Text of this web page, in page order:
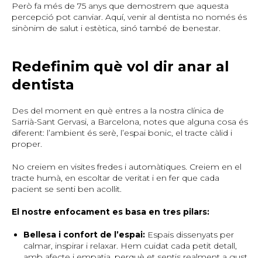
Però fa més de 75 anys que demostrem que aquesta
percepció pot canviar. Aquí, venir al dentista no només és
sinònim de salut i estètica, sinó també de benestar.
Redefinim què vol dir anar al
dentista
Des del moment en què entres a la nostra clínica de
Sarrià-Sant Gervasi, a Barcelona, notes que alguna cosa és
diferent: l’ambient és serè, l’espai bonic, el tracte càlid i
proper.
No creiem en visites fredes i automàtiques. Creiem en el
tracte humà, en escoltar de veritat i en fer que cada
pacient se senti ben acollit.
El nostre enfocament es basa en tres pilars:
Bellesa i confort de l’espai: Espais dissenyats per
calmar, inspirar i relaxar. Hem cuidat cada petit detall,